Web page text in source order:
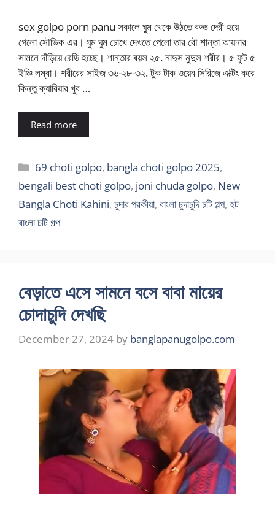
sex golpo porn panu সকালে ঘুম থেকে উঠতে বড্ড দেরী হয়ে
গেলো সৌভিক এর। ঘুম ঘুম চোখে দেখতে পেলো তার বৌ শান্তা আয়নার
সামনে দাঁড়িয়ে রেডি হচ্ছে। শান্তার বয়স ২৫. নাদুস নুদুস শরীর। ৫ ফুট ৫
ইঞ্চি লম্বা। শরীরের সাইজ ৩৬-২৮-৩২. টুক টাক ওয়েব সিরিজে এক্টিং করে
কিন্তু ক্যারিয়ার খুব …
Read more
Categories
69 choti golpo, bangla choti golpo 2025,
bengali best choti golpo, joni chuda golpo, New
Bangla Choti Kahini, চুদার পরকীয়া, বাংলা চুদাচুদি চটি গল্প, হট
বাংলা চটি গল্প
বেড়াতে এসে সামনে বসে বাবা মায়ের
চোদাচুদি দেখছি
December 27, 2024 by banglapanugolpo.com